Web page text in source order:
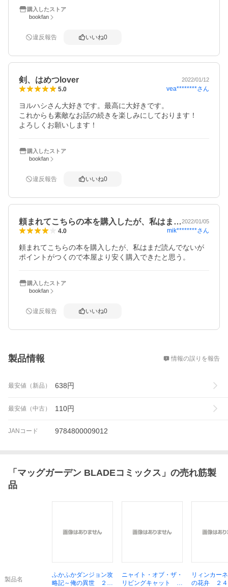
購入したストア
bookfan
違反報告 いいね0
剣、はめつlover 2022/01/12
5.0 vea********さん
ヨルハシさん大好きです。最高に大好きです。
これからも素敵なお話の続きを楽しみにしております！
よろしくお願いします！
購入したストア
bookfan
違反報告 いいね0
頼まれてこちらの本を購入したが、私はま…2022/01/05
4.0 mik********さん
頼まれてこちらの本を購入したが、私はまだ読んでないが
ポイントがつくので本屋より安く購入できたと思う。
購入したストア
bookfan
違反報告 いいね0
製品情報 情報の誤りを報告
最安値（新品） 638円
最安値（中古） 110円
JANコード 9784800009012
「 マッグガーデン BLADEコミックス 」の売れ筋製
品
製品名
ふかふかダンジョン攻
略記～俺の異世 ２０
ニャイト・オブ・ザ・
リビングキャット ８
リィンカー
の花弁 ２４